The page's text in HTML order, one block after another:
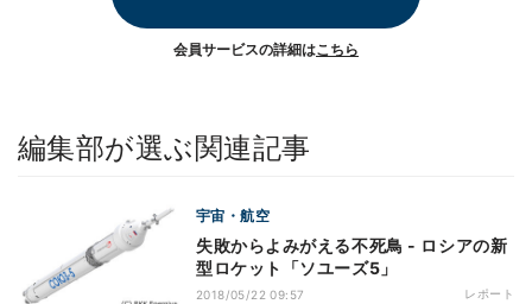
会員サービスの詳細はこちら
編集部が選ぶ関連記事
宇宙・航空
失敗からよみがえる不死鳥 - ロシアの新
型ロケット「ソユーズ5」
2018/05/22 09:57 レポート